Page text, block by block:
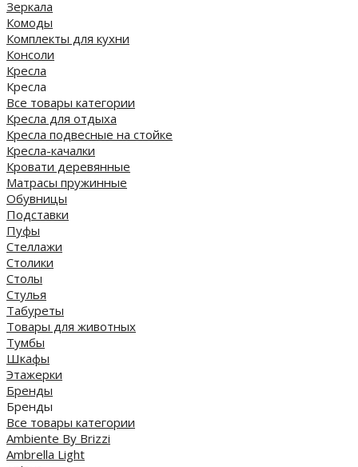
Зеркала
Комоды
Комплекты для кухни
Консоли
Кресла
Кресла
Все товары категории
Кресла для отдыха
Кресла подвесные на стойке
Кресла-качалки
Кровати деревянные
Матрасы пружинные
Обувницы
Подставки
Пуфы
Стеллажи
Столики
Столы
Стулья
Табуреты
Товары для животных
Тумбы
Шкафы
Этажерки
Бренды
Бренды
Все товары категории
Ambiente By Brizzi
Ambrella Light